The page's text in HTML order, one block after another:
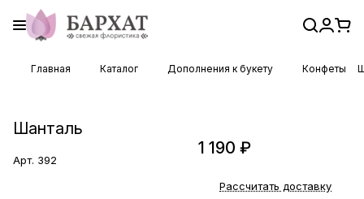
Главная Каталог Дополнения к букету Конфеты
Шанталь
Арт. 392
1 190 ₽
Рассчитать доставку